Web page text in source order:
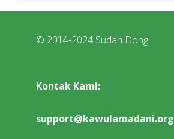
© 2014-2024 Sudah Dong
Kontak Kami:
support@kawulamadani.org